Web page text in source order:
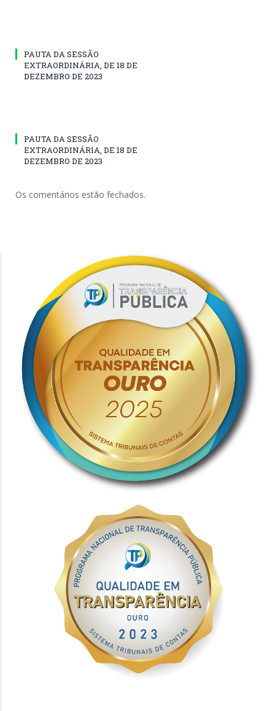
PAUTA DA SESSÃO
EXTRAORDINÁRIA, DE 18 DE
DEZEMBRO DE 2023
PAUTA DA SESSÃO
EXTRAORDINÁRIA, DE 18 DE
DEZEMBRO DE 2023
Os comentários estão fechados.